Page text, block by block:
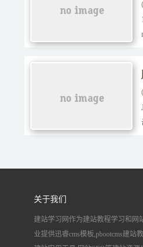
关于我们
建站学习网作为建站教程学习和网
业提供迅睿cms模板,pbootcms建站